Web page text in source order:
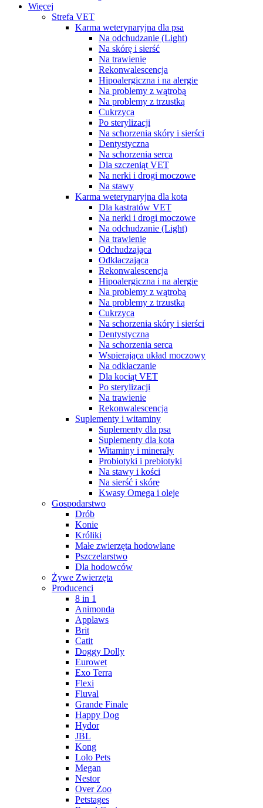
Więcej
Strefa VET
Karma weterynaryjna dla psa
Na odchudzanie (Light)
Na skórę i sierść
Na trawienie
Rekonwalescencja
Hipoalergiczna i na alergie
Na problemy z wątrobą
Na problemy z trzustką
Cukrzyca
Po sterylizacji
Na schorzenia skóry i sierści
Dentystyczna
Na schorzenia serca
Dla szczeniąt VET
Na nerki i drogi moczowe
Na stawy
Karma weterynaryjna dla kota
Dla kastratów VET
Na nerki i drogi moczowe
Na odchudzanie (Light)
Na trawienie
Odchudzająca
Odkłaczająca
Rekonwalescencja
Hipoalergiczna i na alergie
Na problemy z wątrobą
Na problemy z trzustką
Cukrzyca
Na schorzenia skóry i sierści
Dentystyczna
Na schorzenia serca
Wspierająca układ moczowy
Na odkłaczanie
Dla kociąt VET
Po sterylizacji
Na trawienie
Rekonwalescencja
Suplementy i witaminy
Suplementy dla psa
Suplementy dla kota
Witaminy i minerały
Probiotyki i prebiotyki
Na stawy i kości
Na sierść i skórę
Kwasy Omega i oleje
Gospodarstwo
Drób
Konie
Króliki
Małe zwierzęta hodowlane
Pszczelarstwo
Dla hodowców
Żywe Zwierzęta
Producenci
8 in 1
Animonda
Applaws
Brit
Catit
Doggy Dolly
Eurowet
Exo Terra
Flexi
Fluval
Grande Finale
Happy Dog
Hydor
JBL
Kong
Lolo Pets
Megan
Nestor
Over Zoo
Petstages